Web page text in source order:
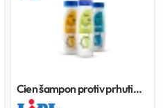
Cien šampon protiv prhuti
400 ml